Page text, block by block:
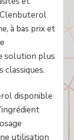
à bas prix et
solution plus
disponible
utilisation